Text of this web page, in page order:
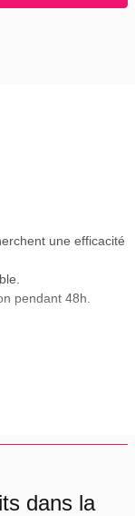
une efficacité
pendant 48h.
pendant 48h.
48h*.
dans la